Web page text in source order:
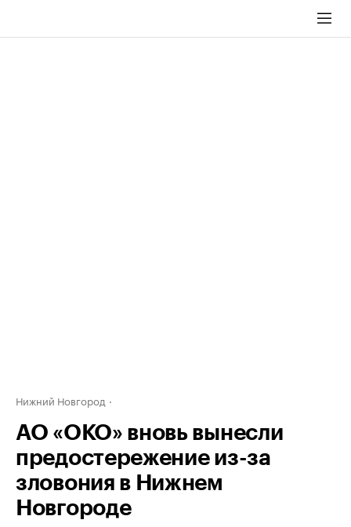
Нижний Новгород
АО «ОКО» вновь вынесли
предостережение из-за
зловония в Нижнем
Новгороде